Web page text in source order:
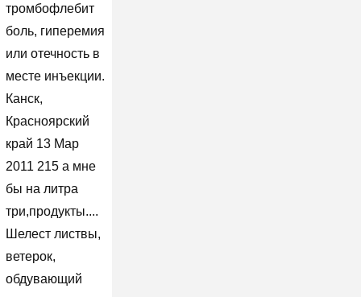
тромбофлебит
боль, гиперемия
или отечность в
месте инъекции.
Канск,
Красноярский
край 13 Мар
2011 215 а мне
бы на литра
три,продукты....
Шелест листвы,
ветерок,
обдувающий